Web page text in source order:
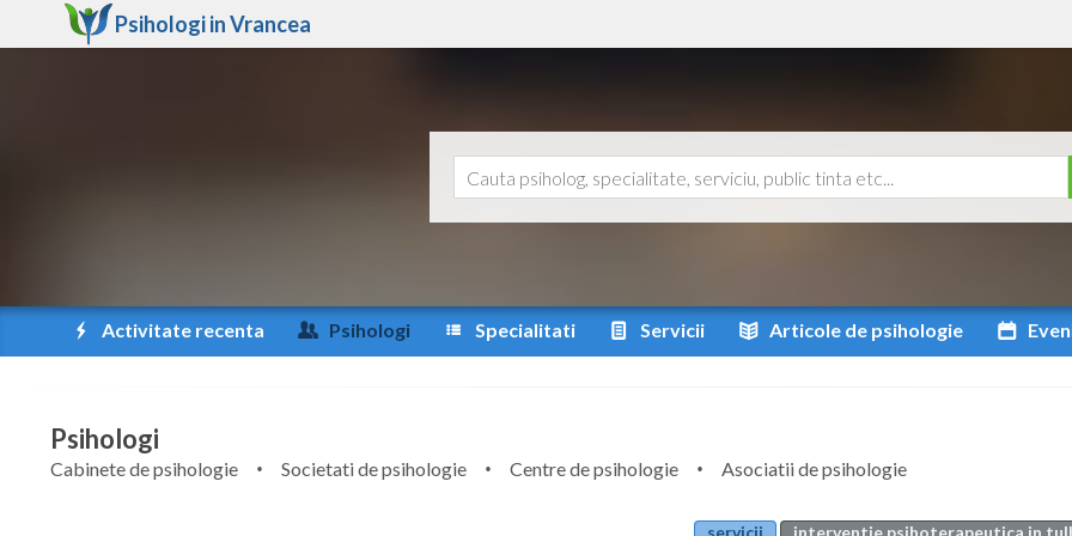
Psihologi inVrancea
Activitate recenta Psihologi Specialitati Servicii Articole de psihologie
Psihologi
Cabinete de psihologie Societati de psihologie Centre de psihologie
Asociatii de psihologie
servicii
interventie psihoterapeutica in